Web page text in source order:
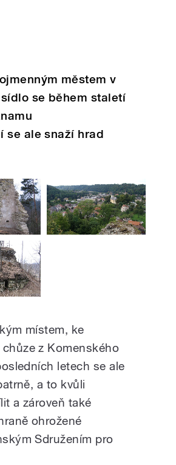
městem v
se během staletí
se ale snaží hrad
místem, ke
z Komenského
letech se ale
a to kvůli
a zároveň také
ohrožené
Sdružením pro